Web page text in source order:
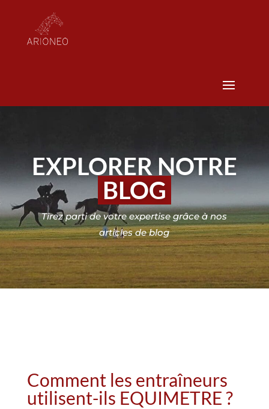
EXPLORER NOTRE
BLOG
Tirez parti de votre expertise grâce à nos
articles de blog
Comment les entraîneurs
utilisent-ils EQUIMETRE ?